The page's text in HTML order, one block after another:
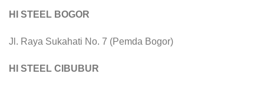
HI STEEL BOGOR
Jl. Raya Sukahati No. 7 (Pemda Bogor)
HI STEEL CIBUBUR